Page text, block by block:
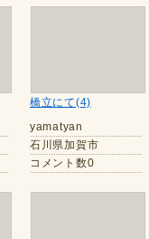
橋立にて(4)
yamatyan
石川県加賀市
コメント数0